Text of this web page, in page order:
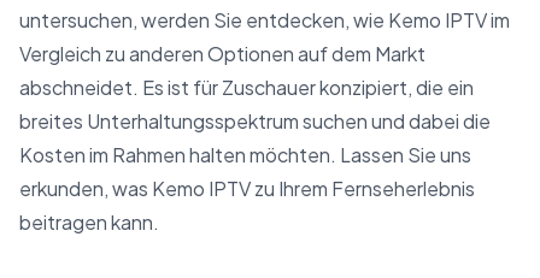
untersuchen, werden Sie entdecken, wie Kemo IPTV im
Vergleich zu anderen Optionen auf dem Markt
abschneidet. Es ist für Zuschauer konzipiert, die ein
breites Unterhaltungsspektrum suchen und dabei die
Kosten im Rahmen halten möchten. Lassen Sie uns
erkunden, was Kemo IPTV zu Ihrem Fernseherlebnis
beitragen kann.